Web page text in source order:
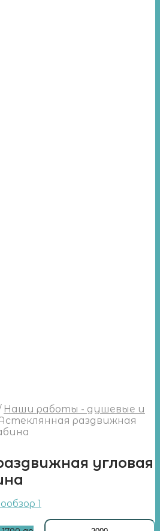
Наши работы - душевые и
раздвижная
угловая
1